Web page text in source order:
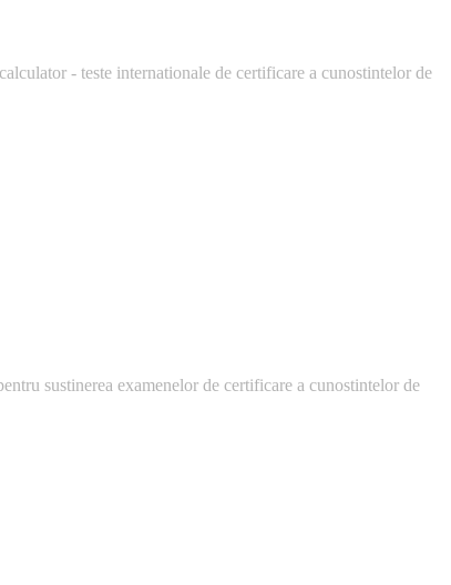
- teste internationale de certificare a cunostintelor de
sustinerea examenelor de certificare a cunostintelor de